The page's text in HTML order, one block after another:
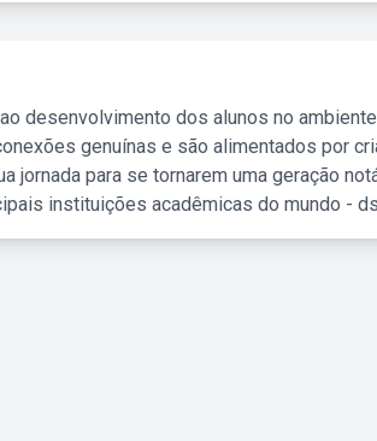
desenvolvimento dos alunos no
genuínas e são alimentados por
jornada para se tornarem uma geração
instituições acadêmicas do mundo -